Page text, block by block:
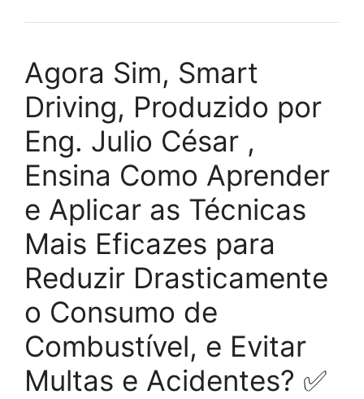
Agora Sim, Smart
Driving, Produzido por
Eng. Julio César ,
Ensina Como Aprender
e Aplicar as Técnicas
Mais Eficazes para
Reduzir Drasticamente
o Consumo de
Combustível, e Evitar
Multas e Acidentes? ✅